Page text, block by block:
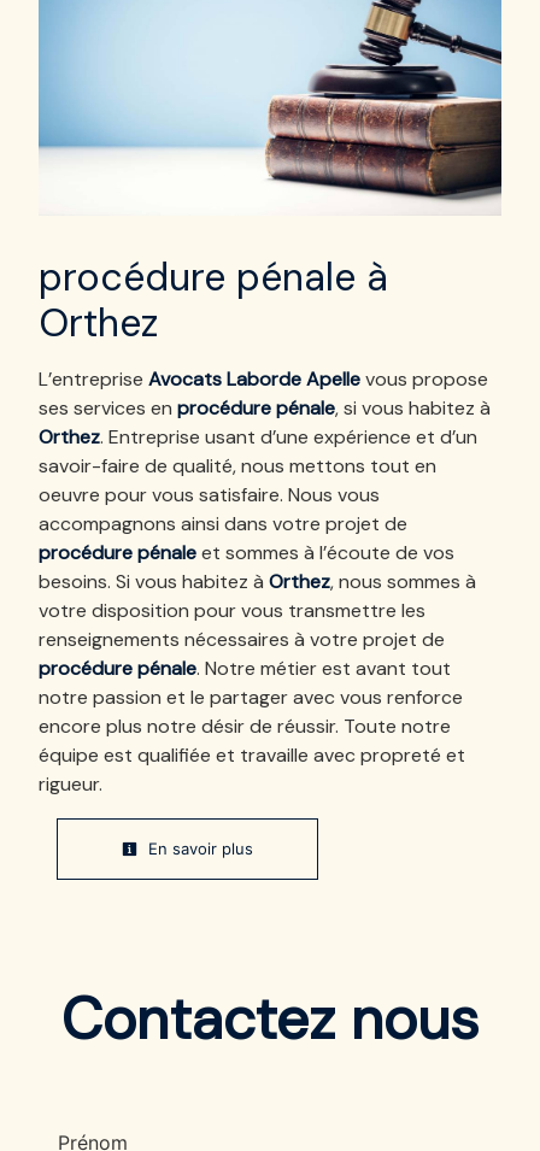
procédure pénale à
Orthez
L’entreprise Avocats Laborde Apellevous propose
ses services en procédure pénale, si vous habitez à
Orthez. Entreprise usant d’une expérience et d’un
savoir-faire de qualité, nous mettons tout en
oeuvre pour vous satisfaire. Nous vous
accompagnons ainsi dans votre projet de
procédure pénaleet sommes à l’écoute de vos
besoins. Si vous habitez à Orthez, nous sommes à
votre disposition pour vous transmettre les
renseignements nécessaires à votre projet de
procédure pénale. Notre métier est avant tout
notre passion et le partager avec vous renforce
encore plus notre désir de réussir. Toute notre
équipe est qualifiée et travaille avec propreté et
rigueur.
En savoir plus
Contactez nous